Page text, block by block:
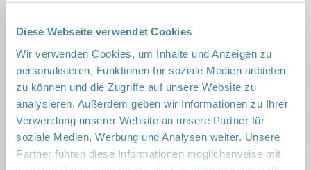
Diese Webseite verwendet Cookies
Wir verwenden Cookies, um Inhalte und Anzeigen zu
personalisieren, Funktionen für soziale Medien anbieten
zu können und die Zugriffe auf unsere Website zu
analysieren. Außerdem geben wir Informationen zu Ihrer
Verwendung unserer Website an unsere Partner für
soziale Medien, Werbung und Analysen weiter. Unsere
Partner führen diese Informationen möglicherweise mit
mehr »
28. August 2026 |10:00 – 11:00| Peitz
Fit mit Baby & Fit ohne Baby f. Mütter
FNT SOS Peitz, Oase 99, Jahnplatz 1, 03185 Peitz
mehr »